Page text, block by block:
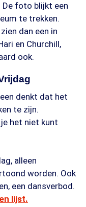
foto blijkt een
te trekken.
dan een in
en Churchill,
ook.
denkt dat het
te zijn.
het niet kunt
alleen
worden. Ook
een dansverbod.
lijst.